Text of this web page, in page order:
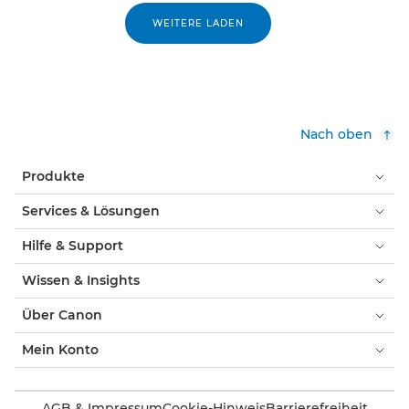
WEITERE LADEN
Nach oben
Produkte
Services & Lösungen
Hilfe & Support
Wissen & Insights
Über Canon
Mein Konto